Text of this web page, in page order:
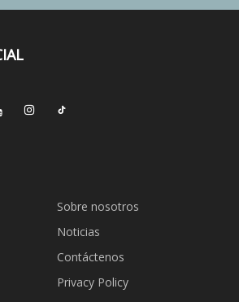
Sobre nosotros
Noticias
Contáctenos
Privacy Policy